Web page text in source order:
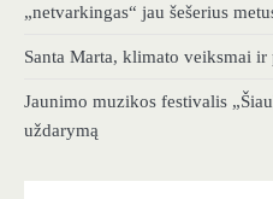
„netvarkingas“ jau šešerius
Santa Marta, klimato veiksmai
Jaunimo muzikos festivalis
uždarymą